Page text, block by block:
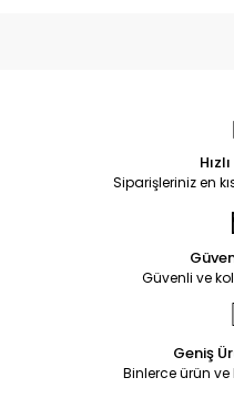
Siparişleriniz en
Güvenli ve
Geniş
Binlerce ürün